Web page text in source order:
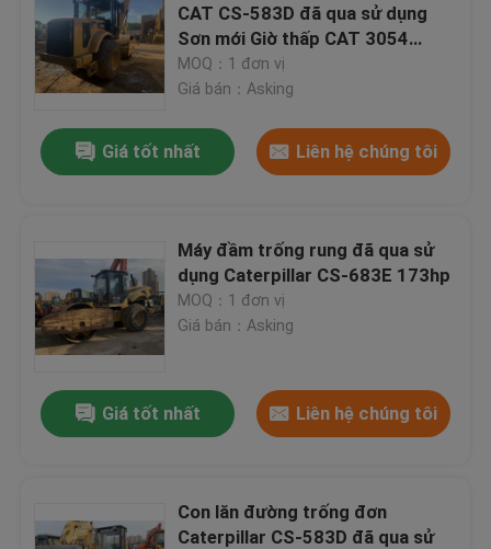
CAT CS-583D đã qua sử dụng
Sơn mới Giờ thấp CAT 3054
Động cơ
MOQ：1 đơn vị
Giá bán：Asking
Giá tốt nhất Liên hệ chúng tôi
Máy đầm trống rung đã qua sử
dụng Caterpillar CS-683E 173hp
MOQ：1 đơn vị
Giá bán：Asking
Giá tốt nhất Liên hệ chúng tôi
Con lăn đường trống đơn
Caterpillar CS-583D đã qua sử